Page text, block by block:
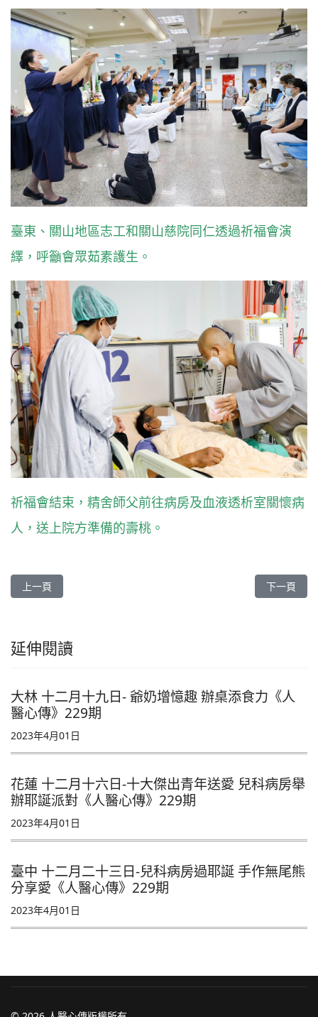
臺東、關山地區志工和關山慈院同仁透過祈福會演
繹，呼籲會眾茹素護生。
祈福會結束，精舍師父前往病房及血液透析室關懷病
人，送上院方準備的壽桃。
上一篇文章: 斗六慈院 吉祥月啟用新診區 享蔬食非素不可《人醫心
上一頁 下一篇文
下一頁
延伸閱讀
大林 十二月十九日- 爺奶增憶趣 辦桌添食力《人
醫心傳》229期
2023年4月01日
花蓮 十二月十六日-十大傑出青年送愛 兒科病房舉
辦耶誕派對《人醫心傳》229期
2023年4月01日
臺中 十二月二十三日-兒科病房過耶誕 手作無尾熊
分享愛《人醫心傳》229期
2023年4月01日